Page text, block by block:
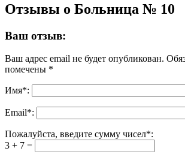
Отзывы о Больница № 10
Ваш отзыв:
Ваш адрес email не будет опубликован.
помечены *
Имя*:
Email*:
Пожалуйста, введите сумму чисел*:
3 + 7 =